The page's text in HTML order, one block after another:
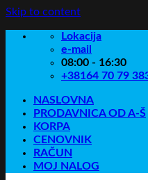
Skip to content
Lokacija
e-mail
08:00 - 16:30
+38164 70 79
NASLOVNA
PRODAVNICA OD A-Š
KORPA
CENOVNIK
RAČUN
MOJ NALOG